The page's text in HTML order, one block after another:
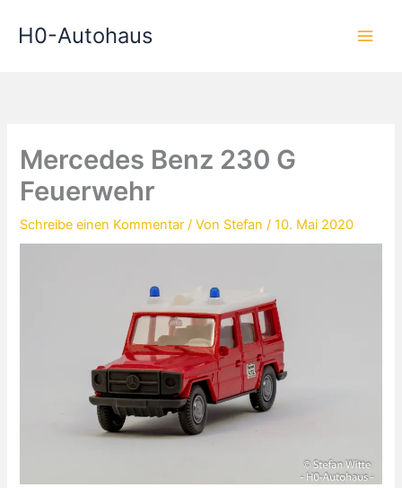
InhaltH0-Autohaus
Mercedes Benz 230 G
Feuerwehr
Schreibe einen Kommentar / Von Stefan/10. Mai 2020